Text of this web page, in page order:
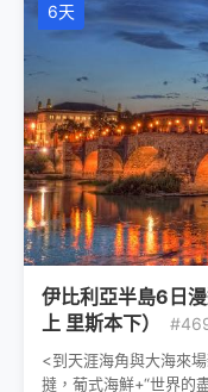
6天
伊比利亞半島6日
上 里斯本下）
<到天涯海角與大海來
撻，葡式海鮮+“世界的